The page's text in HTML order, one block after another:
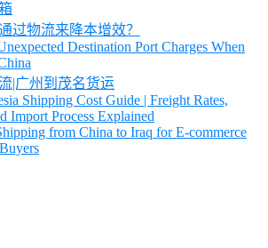
过物流来降本增效？
Destination Port Charges When
|广州到茂名货运
Shipping Cost Guide | Freight Rates,
Import Process Explained
from China to Iraq for E-commerce